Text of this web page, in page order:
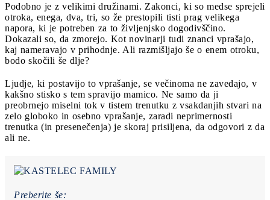
Podobno je z velikimi družinami. Zakonci, ki so medse sprejeli
otroka, enega, dva, tri, so že prestopili tisti prag velikega
napora, ki je potreben za to življenjsko dogodivščino.
Dokazali so, da zmorejo. Kot novinarji tudi znanci vprašajo,
kaj nameravajo v prihodnje. Ali razmišljajo še o enem otroku,
bodo skočili še dlje?
Ljudje, ki postavijo to vprašanje, se večinoma ne zavedajo, v
kakšno stisko s tem spravijo mamico. Ne samo da ji
preobrnejo miselni tok v tistem trenutku z vsakdanjih stvari na
zelo globoko in osebno vprašanje, zaradi neprimernosti
trenutka (in presenečenja) je skoraj prisiljena, da odgovori z da
ali ne.
Preberite še: